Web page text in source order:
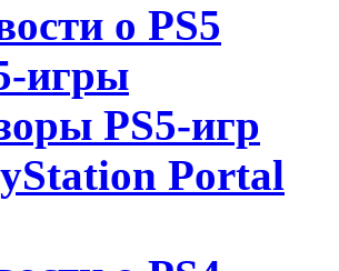
о PS5
игры
PS5-игр
Portal